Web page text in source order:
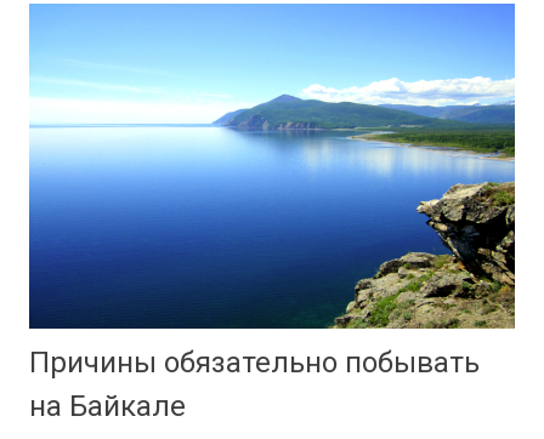
Причины обязательно побывать
на Байкале